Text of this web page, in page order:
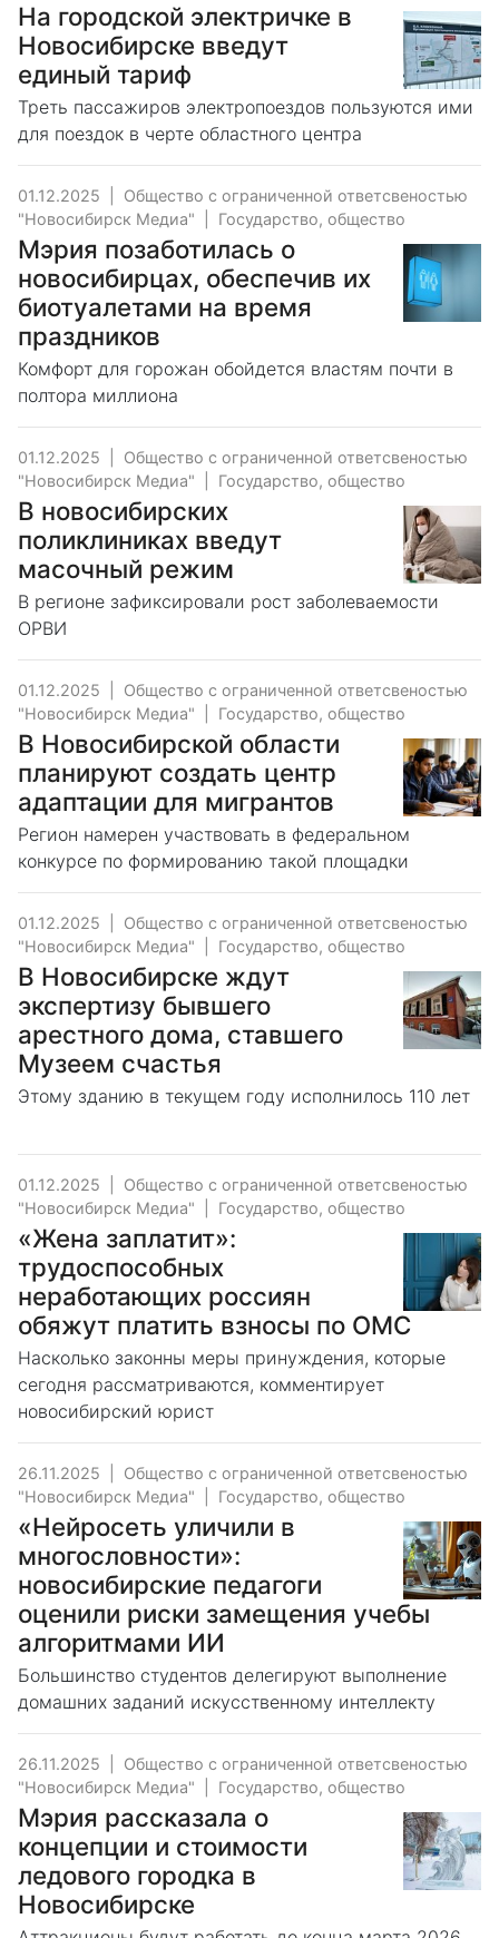
На городской электричке в
Новосибирске введут
единый тариф
Треть пассажиров электропоездов пользуются ими
для поездок в черте областного центра
01.12.2025
Общество с ограниченной ответсвеностью
"Новосибирск Медиа"
Государство, общество
Мэрия позаботилась о
новосибирцах, обеспечив их
биотуалетами на время
праздников
Комфорт для горожан обойдется властям почти в
полтора миллиона
01.12.2025
Общество с ограниченной ответсвеностью
"Новосибирск Медиа"
Государство, общество
В новосибирских
поликлиниках введут
масочный режим
В регионе зафиксировали рост заболеваемости
ОРВИ
01.12.2025
Общество с ограниченной ответсвеностью
"Новосибирск Медиа"
Государство, общество
В Новосибирской области
планируют создать центр
адаптации для мигрантов
Регион намерен участвовать в федеральном
конкурсе по формированию такой площадки
01.12.2025
Общество с ограниченной ответсвеностью
"Новосибирск Медиа"
Государство, общество
В Новосибирске ждут
экспертизу бывшего
арестного дома, ставшего
Музеем счастья
Этому зданию в текущем году исполнилось 110 лет
01.12.2025
Общество с ограниченной ответсвеностью
"Новосибирск Медиа"
Государство, общество
«Жена заплатит»:
трудоспособных
неработающих россиян
обяжут платить взносы по ОМС
Насколько законны меры принуждения, которые
сегодня рассматриваются, комментирует
новосибирский юрист
26.11.2025
Общество с ограниченной ответсвеностью
"Новосибирск Медиа"
Государство, общество
«Нейросеть уличили в
многословности»:
новосибирские педагоги
оценили риски замещения учебы
алгоритмами ИИ
Большинство студентов делегируют выполнение
домашних заданий искусственному интеллекту
26.11.2025
Общество с ограниченной ответсвеностью
"Новосибирск Медиа"
Государство, общество
Мэрия рассказала о
концепции и стоимости
ледового городка в
Новосибирске